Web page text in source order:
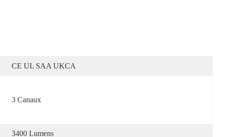
CE UL SAA UKCA
3 Canaux
3400 Lumens